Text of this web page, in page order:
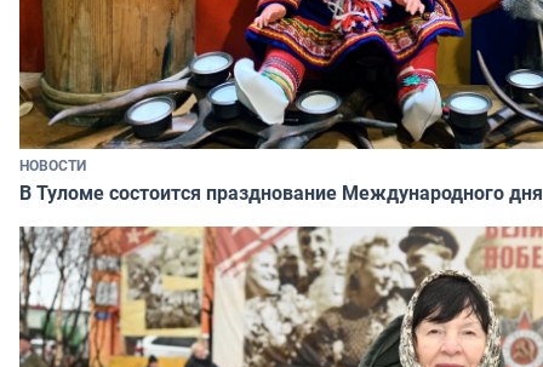
НОВОСТИ
В Туломе состоится празднование Международного